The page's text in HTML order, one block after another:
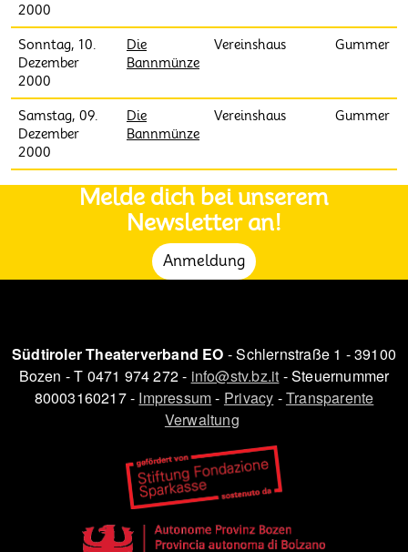
2000
Sonntag, 10.
Dezember
2000
Die
Bannmünze
Vereinshaus Gummer
Samstag, 09.
Dezember
2000
Die
Bannmünze
Vereinshaus Gummer
Melde dich bei unserem
Newsletter an!
Anmeldung
Südtiroler Theaterverband EO - Schlernstraße 1 - 39100
Bozen - T 0471 974 272 - info@stv.bz.it - Steuernummer
80003160217 - Impressum- Privacy -Transparente
Verwaltung